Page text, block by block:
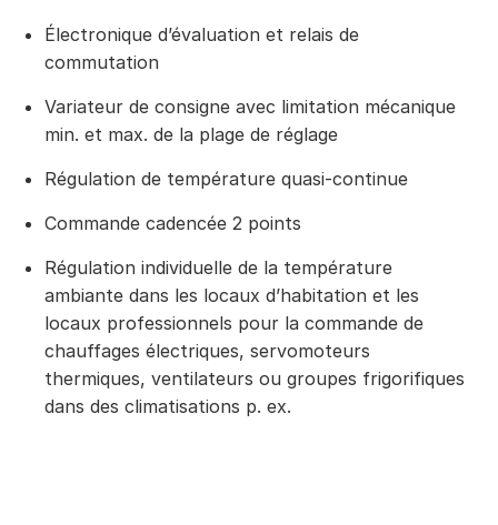
Électronique d’évaluation et relais de
commutation
Variateur de consigne avec limitation mécanique
min. et max. de la plage de réglage
Régulation de température quasi-continue
Commande cadencée 2 points
Régulation individuelle de la température
ambiante dans les locaux d’habitation et les
locaux professionnels pour la commande de
chauffages électriques, servomoteurs
thermiques, ventilateurs ou groupes frigorifiques
dans des climatisations p. ex.